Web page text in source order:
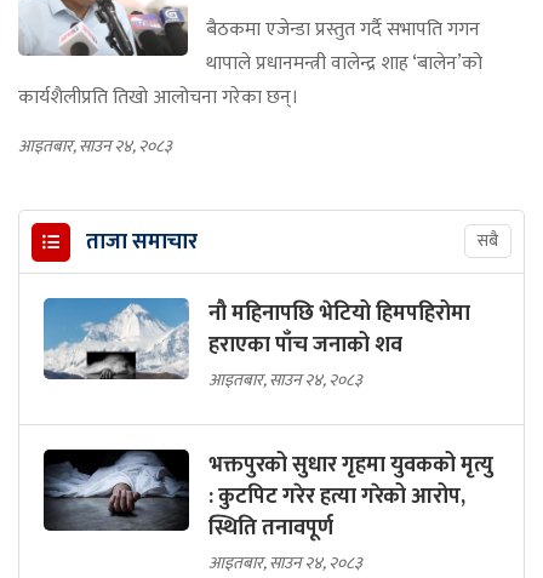
बैठकमा एजेन्डा प्रस्तुत गर्दै सभापति गगन
थापाले प्रधानमन्त्री वालेन्द्र शाह ‘बालेन’को
कार्यशैलीप्रति तिखो आलोचना गरेका छन्।
आइतबार, साउन २४, २०८३
ताजा समाचार सबै
नौ महिनापछि भेटियो हिमपहिरोमा
हराएका पाँच जनाको शव
आइतबार, साउन २४, २०८३
भक्तपुरको सुधार गृहमा युवकको मृत्यु
: कुटपिट गरेर हत्या गरेको आरोप,
स्थिति तनावपूर्ण
आइतबार, साउन २४, २०८३